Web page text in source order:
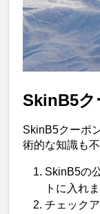
SkinB5ク
SkinB5クーポ
術的な知識も不
SkinB5の
トに入れま
チェック